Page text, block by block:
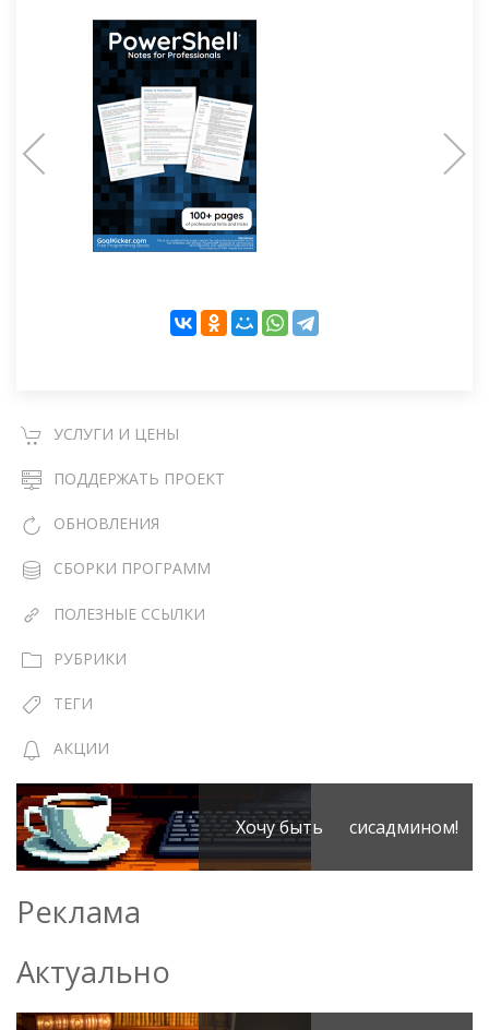
УСЛУГИ И ЦЕНЫ
ПОДДЕРЖАТЬ ПРОЕКТ
ОБНОВЛЕНИЯ
СБОРКИ ПРОГРАММ
ПОЛЕЗНЫЕ ССЫЛКИ
РУБРИКИ
ТЕГИ
АКЦИИ
Хочу быть сисадмином!
Реклама
Актуально